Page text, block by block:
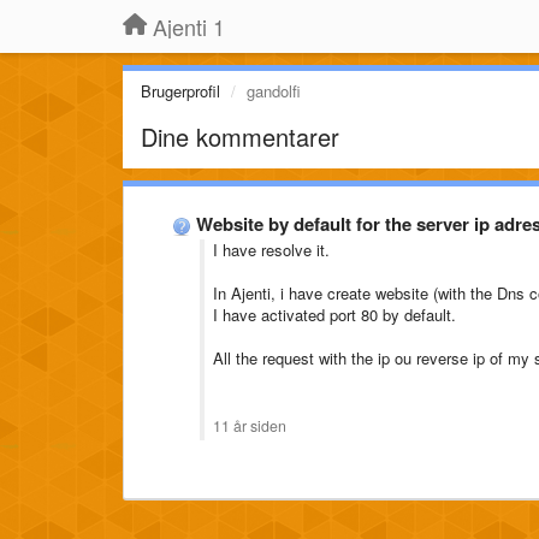
Ajenti 1
Brugerprofil gandolfi
Dine kommentarer
Website by default for the server ip
I have resolve it.
In Ajenti, i have create website (with the Dns
I have activated port 80 by default.
All the request with the ip ou reverse ip of my
11 år siden